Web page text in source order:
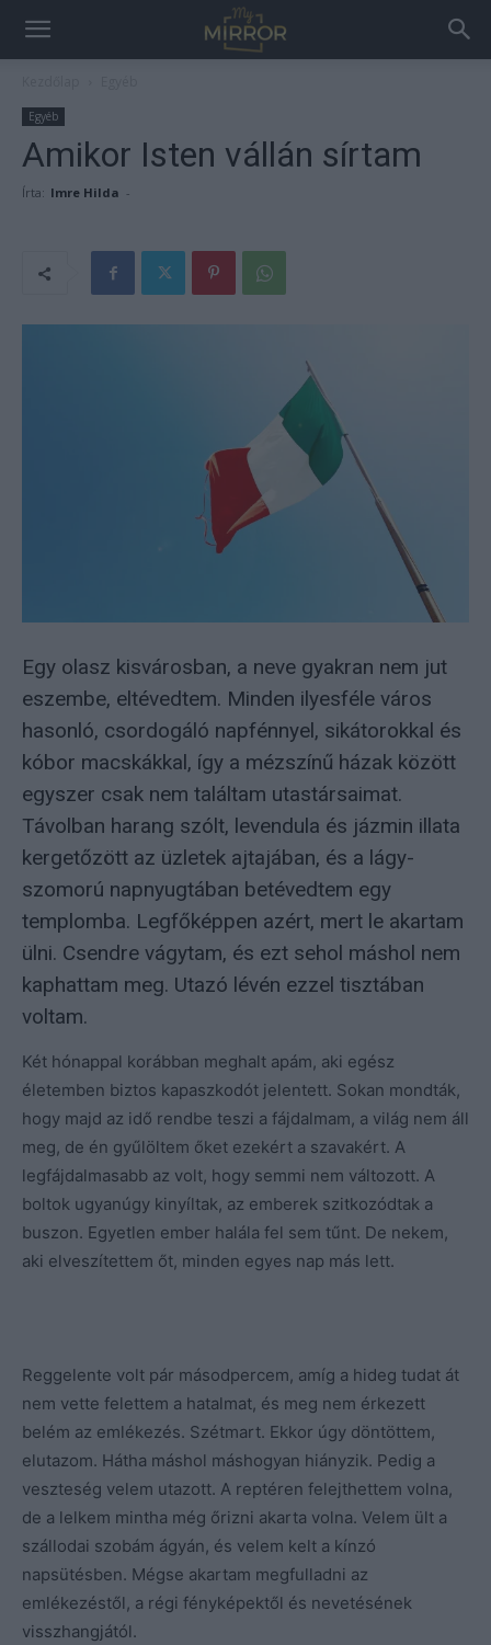
Egyéb
Amikor Isten vállán sírtam
Írta: Imre Hilda -
Egy olasz kisvárosban, a neve gyakran nem jut
eszembe, eltévedtem. Minden ilyesféle város
hasonló, csordogáló napfénnyel, sikátorokkal és
kóbor macskákkal, így a mézszínű házak között
egyszer csak nem találtam utastársaimat.
Távolban harang szólt, levendula és jázmin illata
kergetőzött az üzletek ajtajában, és a lágy-
szomorú napnyugtában betévedtem egy
templomba. Legfőképpen azért, mert le akartam
ülni. Csendre vágytam, és ezt sehol máshol nem
kaphattam meg. Utazó lévén ezzel tisztában
voltam.
Két hónappal korábban meghalt apám, aki egész
életemben biztos kapaszkodót jelentett. Sokan mondták,
hogy majd az idő rendbe teszi a fájdalmam, a világ nem áll
meg, de én gyűlöltem őket ezekért a szavakért. A
legfájdalmasabb az volt, hogy semmi nem változott. A
boltok ugyanúgy kinyíltak, az emberek szitkozódtak a
buszon. Egyetlen ember halála fel sem tűnt. De nekem,
aki elveszítettem őt, minden egyes nap más lett.
Reggelente volt pár másodpercem, amíg a hideg tudat át
nem vette felettem a hatalmat, és meg nem érkezett
belém az emlékezés. Szétmart. Ekkor úgy döntöttem,
elutazom. Hátha máshol máshogyan hiányzik. Pedig a
veszteség velem utazott. A reptéren felejthettem volna,
de a lelkem mintha még őrizni akarta volna. Velem ült a
szállodai szobám ágyán, és velem kelt a kínzó
napsütésben. Mégse akartam megfulladni az
emlékezéstől, a régi fényképektől és nevetésének
visszhangjától.